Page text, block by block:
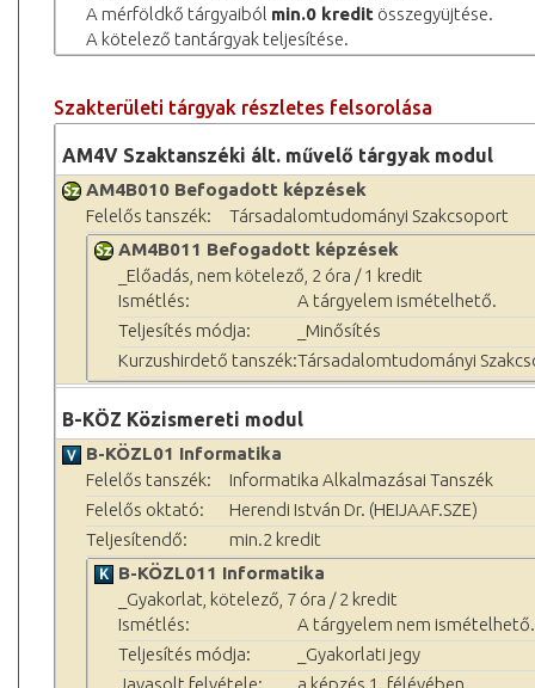
A mérföldkő tárgyaiból min.0 kredit összegyüjtése.
A kötelező tantárgyak teljesítése.
Szakterületi tárgyak részletes felsorolása
AM4V Szaktanszéki ált. művelő tárgyak modul
AM4B010 Befogadott képzések
Felelős tanszék:
Társadalomtudományi Szakcsoport
AM4B011 Befogadott képzések
_Előadás, nem kötelező, 2 óra / 1 kredit
Ismétlés:
A tárgyelem ismételhető.
Teljesítés módja:
_Minősítés
Kurzushirdető tanszék:Társadalomtudományi
B-KÖZ Közismereti modul
B-KÖZL01 Informatika
Felelős tanszék:
Informatika Alkalmazásai Tanszék
Felelős oktató:
Herendi István Dr. (HEIJAAF.SZE)
Teljesítendő:
min.2 kredit
B-KÖZL011 Informatika
_Gyakorlat, kötelező, 7 óra / 2 kredit
Ismétlés:
A tárgyelem nem ismételhető.
Teljesítés módja:
_Gyakorlati jegy
Javasolt felvétele:
a képzés 1. félévében.